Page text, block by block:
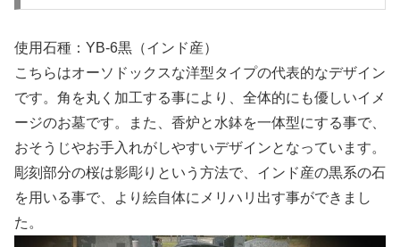
使用石種：YB-6黒（インド産）
こちらはオーソドックスな洋型タイプの代表的なデザイン
です。角を丸く加工する事により、全体的にも優しいイメ
ージのお墓です。また、香炉と水鉢を一体型にする事で、
おそうじやお手入れがしやすいデザインとなっています。
彫刻部分の桜は影彫りという方法で、インド産の黒系の石
を用いる事で、より絵自体にメリハリ出す事ができまし
た。